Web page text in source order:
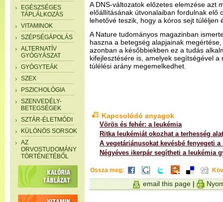
EGÉSZSÉGES
TÁPLÁLKOZÁS
VITAMINOK
SZÉPSÉGÁPOLÁS
ALTERNATÍV
GYÓGYÁSZAT
GYÓGYTEÁK
SZEX
PSZICHOLÓGIA
SZENVEDÉLY-
BETEGSÉGEK
SZTÁR-ÉLETMÓDI
KÜLÖNÖS SORSOK
AZ
ORVOSTUDOMÁNY
TÖRTÉNETÉBŐL
A DNS-változatok előzetes elemzése azt
előállításának útvonalaiban fordulnak elő
lehetővé teszik, hogy a kóros sejt túléljen
A Nature tudományos magazinban
haszna a betegség alapjainak
azonban a későbbiekben ez a tudás
kifejlesztésére is, amelyek segítségével
túlélési arány megemelkedhet.
Kapcsolódó anyagok
Vörös és fehér: a leukémia
Ritka leukémiát okozhat a terhesség
A vegetáriánusokat kevésbé fenyegeti a
Négyéves ikerpár segítheti a leukémia
Ossza meg:
email this page |